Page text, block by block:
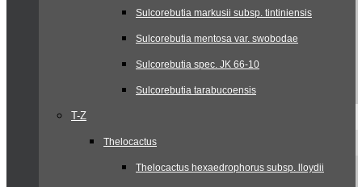
Sulcorebutia markusii subsp. tintiniensis
Sulcorebutia mentosa var. swobodae
Sulcorebutia spec. JK 66-10
Sulcorebutia tarabucoensis
T-Z
Thelocactus
Thelocactus hexaedrophorus subsp. lloydii